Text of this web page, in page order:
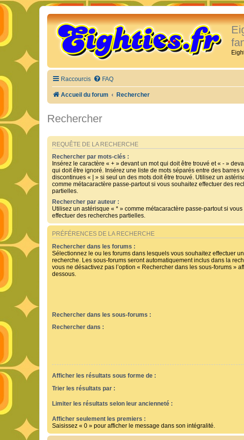
Raccourcis FAQ
Accueil du forum Rechercher
Rechercher
REQUÊTE DE LA RECHERCHE
Rechercher par mots-clés :
Insérez le caractère « + » devant un mot qui doit être trouvé et « - »
qui doit être ignoré. Insérez une liste de mots séparés entre des barres
discontinues « | » si seul un des mots doit être trouvé. Utilisez un
comme métacaractère passe-partout si vous souhaitez effectuer des
partielles.
Rechercher par auteur :
Utilisez un astérisque « * » comme métacaractère passe-partout si
effectuer des recherches partielles.
PRÉFÉRENCES DE LA RECHERCHE
Rechercher dans les forums :
Sélectionnez le ou les forums dans lesquels vous souhaitez effectuer
recherche. Les sous-forums seront automatiquement inclus dans la
vous ne désactivez pas l’option « Rechercher dans les sous-forums »
dessous.
Rechercher dans les sous-forums :
Rechercher dans :
Afficher les résultats sous forme de :
Trier les résultats par :
Limiter les résultats selon leur ancienneté :
Afficher seulement les premiers :
Saisissez « 0 » pour afficher le message dans son intégralité.